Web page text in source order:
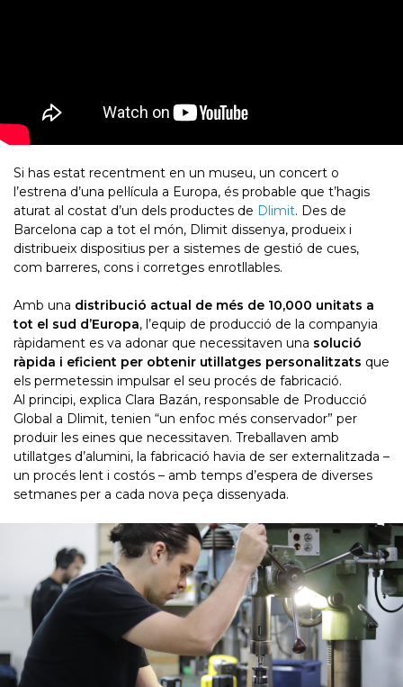
Si has estat recentment en un museu, un concert o
l’estrena d’una pel·lícula a Europa, és probable que t’hagis
aturat al costat d’un dels productes de Dlimit. Des de
Barcelona cap a tot el món, Dlimit dissenya, produeix i
distribueix dispositius per a sistemes de gestió de cues,
com barreres, cons i corretges enrotllables.
Amb una distribució actual de més de 10,000 unitats a
tot el sud d’Europa, l’equip de producció de la companyia
ràpidament es va adonar que necessitaven una solució
ràpida i eficient per obtenir utillatges personalitzats que
els permetessin impulsar el seu procés de fabricació.
Al principi, explica Clara Bazán, responsable de Producció
Global a Dlimit, tenien “un enfoc més conservador” per
produir les eines que necessitaven. Treballaven amb
utillatges d’alumini, la fabricació havia de ser externalitzada –
un procés lent i costós – amb temps d’espera de diverses
setmanes per a cada nova peça dissenyada.